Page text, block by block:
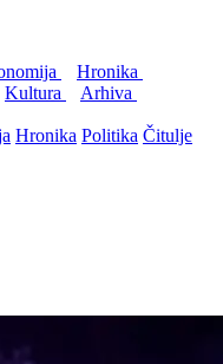
Hronika
Kultura
Arhiva
Hronika Politika Čitulje